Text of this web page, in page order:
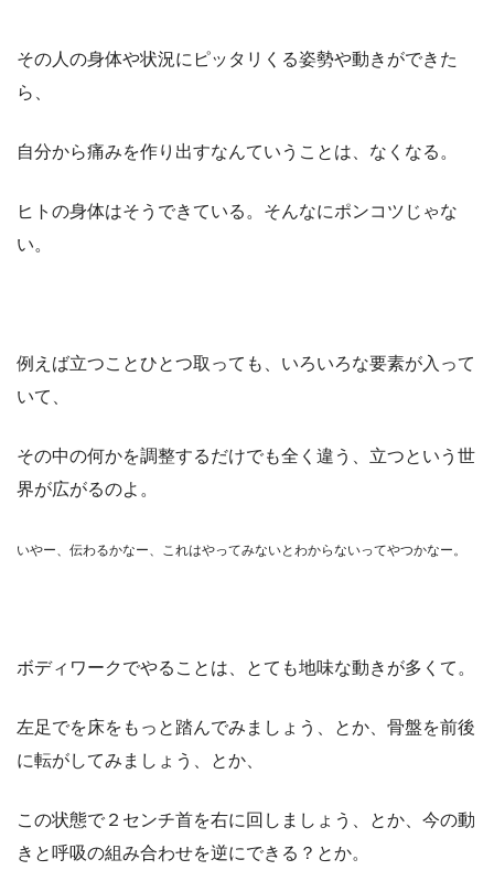
その人の身体や状況にピッタリくる姿勢や動きができた
ら、
自分から痛みを作り出すなんていうことは、なくなる。
ヒトの身体はそうできている。そんなにポンコツじゃな
い。
例えば立つことひとつ取っても、いろいろな要素が入って
いて、
その中の何かを調整するだけでも全く違う、立つという世
界が広がるのよ。
いやー、伝わるかなー、これはやってみないとわからないってやつかなー。
ボディワークでやることは、とても地味な動きが多くて。
左足でを床をもっと踏んでみましょう、とか、骨盤を前後
に転がしてみましょう、とか、
この状態で２センチ首を右に回しましょう、とか、今の動
きと呼吸の組み合わせを逆にできる？とか。